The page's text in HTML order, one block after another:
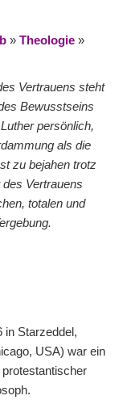
» Theologie »
Vertrauens steht
Bewusstseins
persönlich,
als die
zu bejahen trotz
Vertrauens
totalen und
in Starzeddel,
USA) war ein